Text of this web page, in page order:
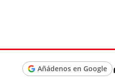
Añádenos en Google